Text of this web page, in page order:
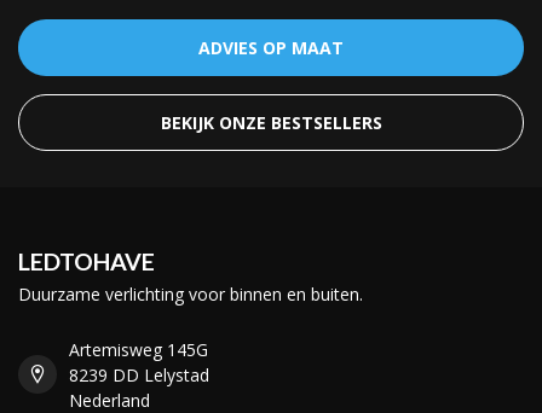
ADVIES OP MAAT
BEKIJK ONZE BESTSELLERS
LEDTOHAVE
Duurzame verlichting voor binnen en buiten.
Artemisweg 145G
8239 DD Lelystad
Nederland